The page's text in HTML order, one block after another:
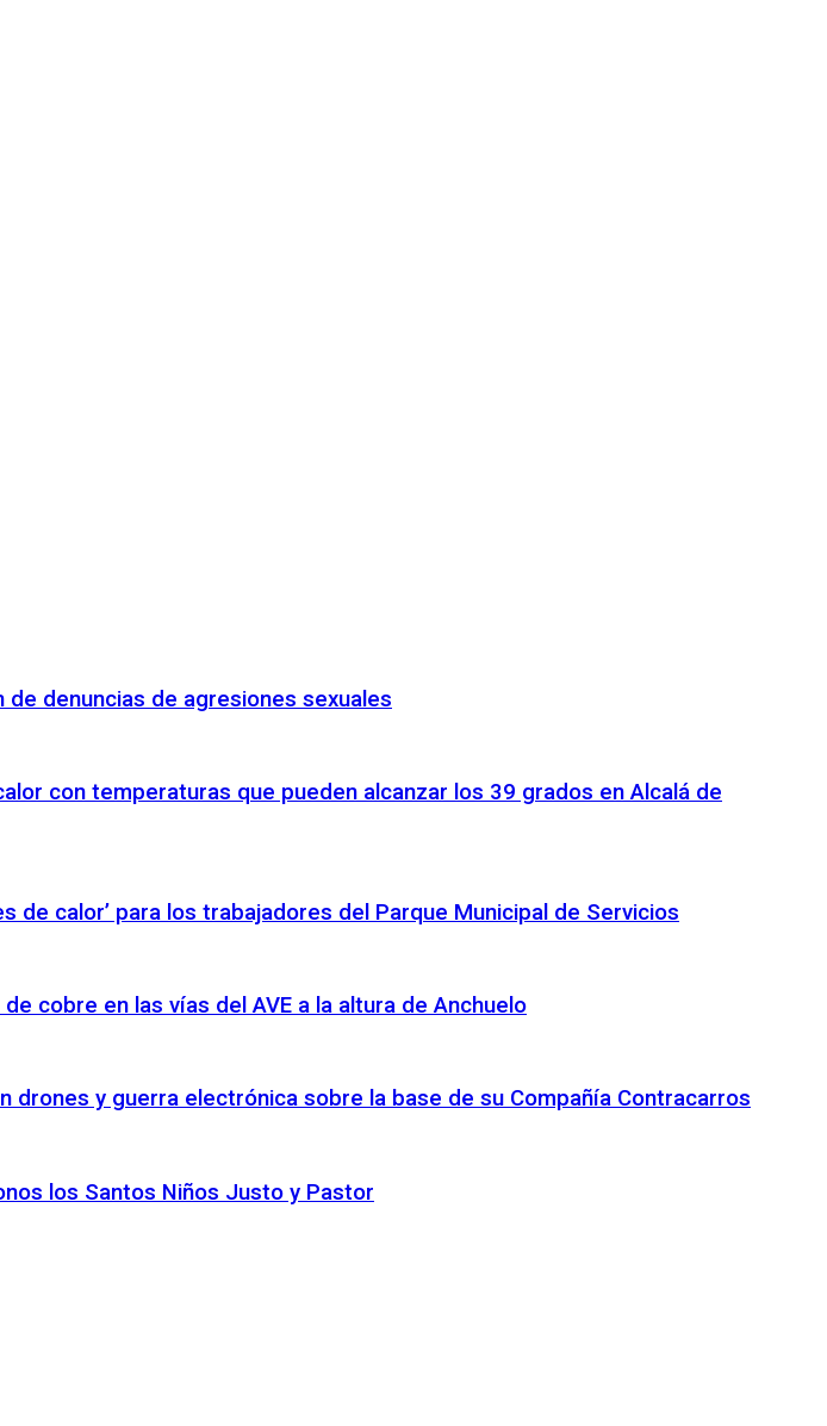
denuncias de agresiones sexuales
con temperaturas que pueden alcanzar los 39 grados en Alcalá de
de calor’ para los trabajadores del Parque Municipal de Servicios
cobre en las vías del AVE a la altura de Anchuelo
drones y guerra electrónica sobre la base de su Compañía Contracarros
los Santos Niños Justo y Pastor